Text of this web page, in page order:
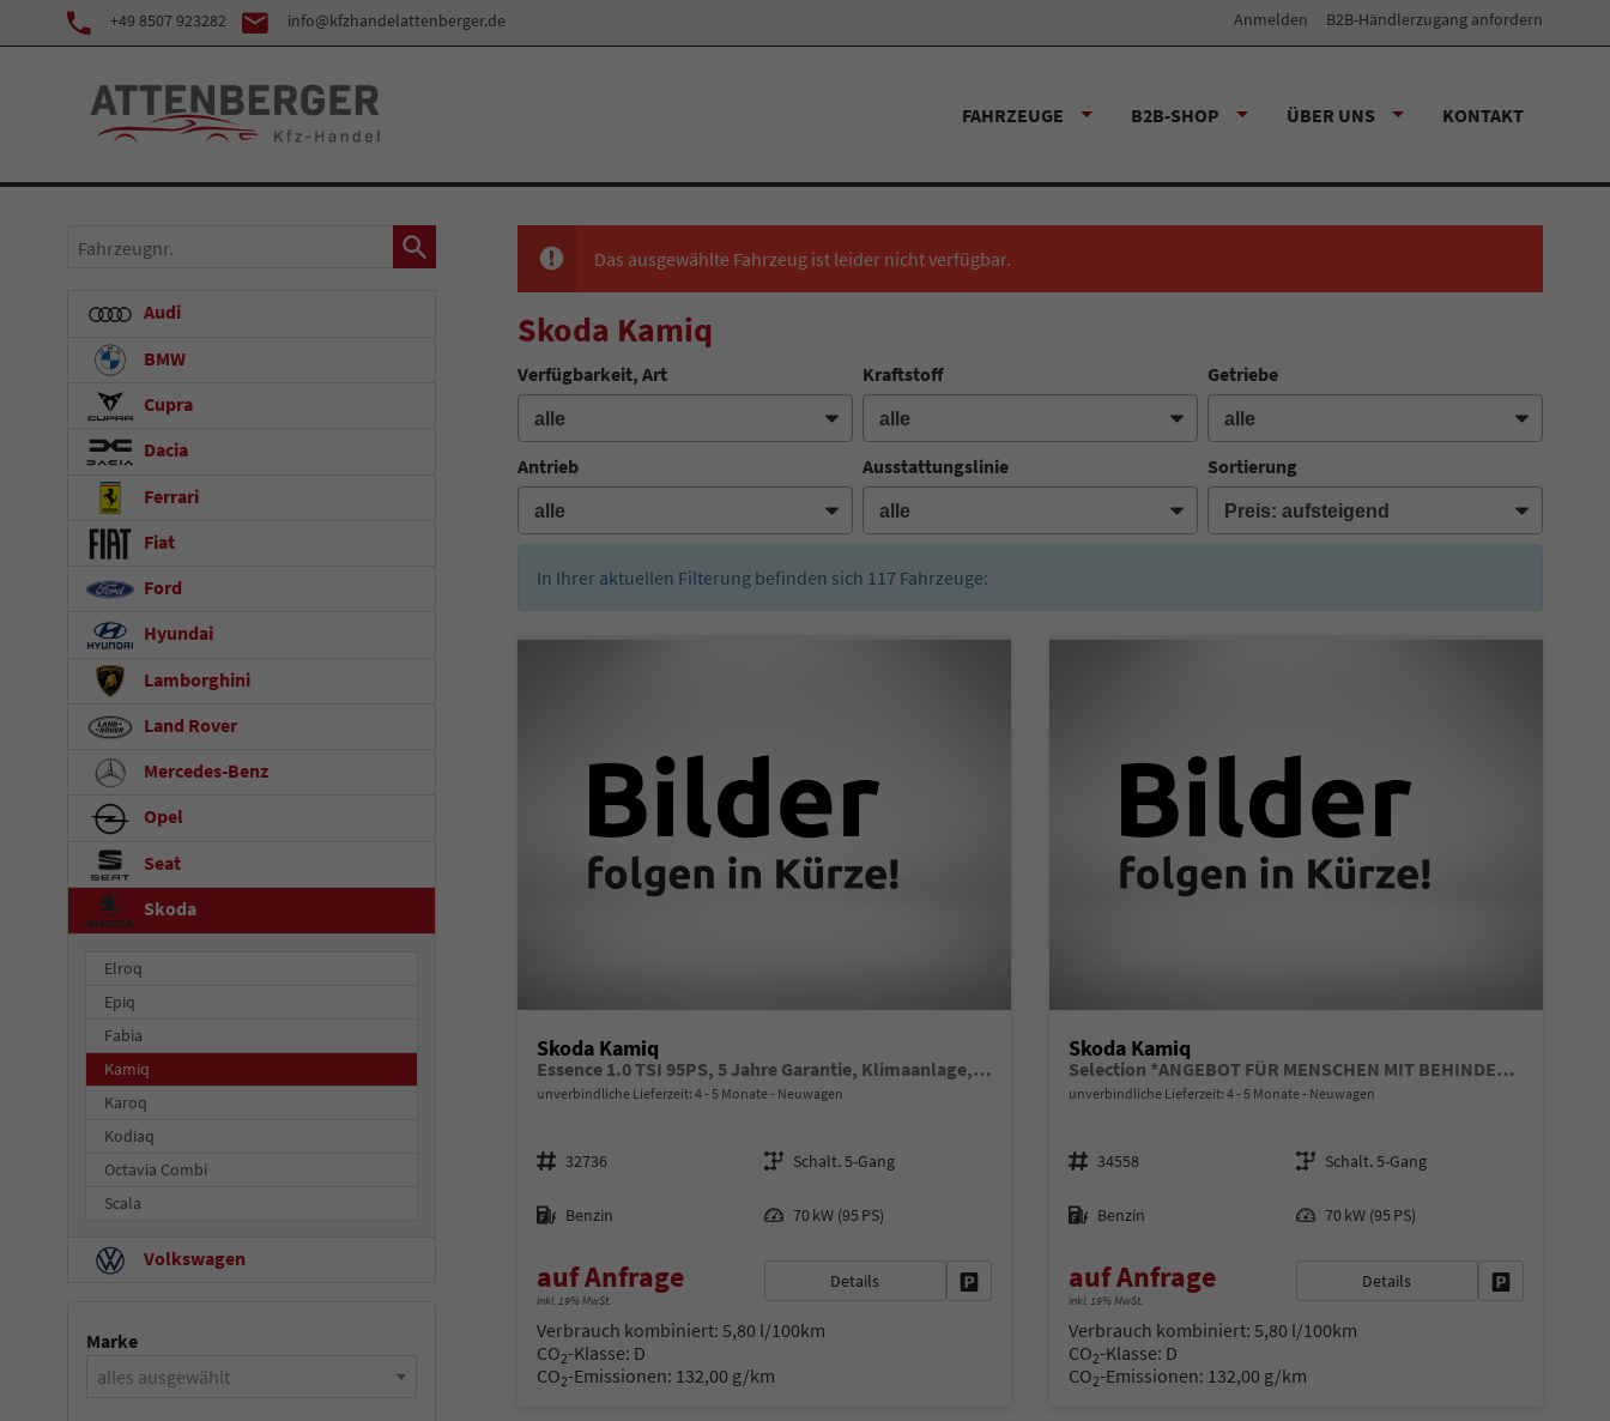
+49 8507 923282 info@kfzhandelattenberger.de Anmelden B2B-Händlerzugang anfordern
FAHRZEUGE B2B-SHOP ÜBER UNS KONTAKT
Das ausgewählte Fahrzeug ist leider nicht verfügbar.
Skoda Kamiq
Verfügbarkeit, Art Kraftstoff Getriebe
Antrieb Ausstattungslinie Sortierung
In Ihrer aktuellen Filterung befinden sich 117 Fahrzeuge:
Skoda Kamiq
Essence 1.0 TSI 95PS, 5 Jahre Garantie, Klimaanlage, Radio 8"/Bluetooth, Parksensoren hinten, LED-Scheinwerfer, Dachreling, Virtual Cockpit
unverbindliche Lieferzeit: 4 - 5 Monate Neuwagen
Fahrzeugnr.
32736
Getriebe
Schalt. 5-Gang
Kraftstoff
Benzin 70 kW (95 PS)
auf Anfrage
inkl. 19% MwSt.
Details Fahrzeug parken
Verbrauch kombiniert: 5,80 l/100km
CO2-Klasse: D
CO2-Emissionen: 132,00 g/km
Skoda Kamiq
Selection *ANGEBOT FÜR MENSCHEN MIT BEHINDERUNG AB 50%! 1.0 TSI 95PS, Klimaanlage, Sitzheizung, Parksensoren hinten, LED-Scheinwerfer, Tempomat, Infotainment 8", Virtual Cockpit Nebelscheinwerfer, Dachreling
unverbindliche Lieferzeit: 4 - 5 Monate Neuwagen
Fahrzeugnr.
34558
Getriebe
Schalt. 5-Gang
Kraftstoff
Benzin 70 kW (95 PS)
auf Anfrage
inkl. 19% MwSt.
Details Fahrzeug
Verbrauch kombiniert: 5,80 l/100km
CO2-Klasse: D
CO2-Emissionen: 132,00 g/km
Fahrzeugnr.
Audi
BMW
Cupra
Dacia
Ferrari
Fiat
Ford
Hyundai
Lamborghini
Land Rover
Mercedes-Benz
Opel
Seat
Skoda
Elroq
Epiq
Fabia
Kamiq
Karoq
Kodiaq
Octavia Combi
Scala
Volkswagen
Marke
alles ausgewählt